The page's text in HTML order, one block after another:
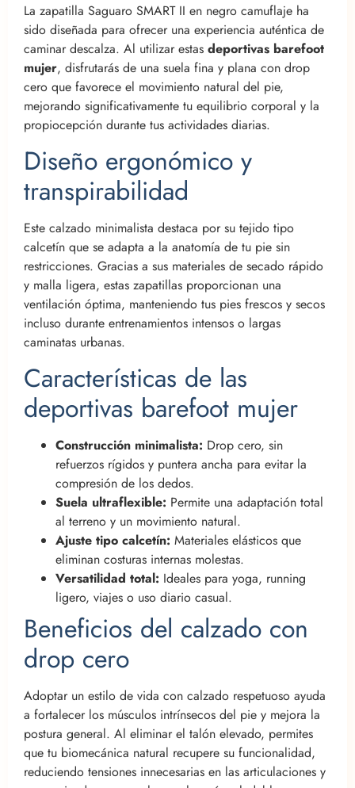
La zapatilla Saguaro SMART II en negro camuflaje ha
sido diseñada para ofrecer una experiencia auténtica de
caminar descalza. Al utilizar estas deportivas barefoot
mujer, disfrutarás de una suela fina y plana con drop
cero que favorece el movimiento natural del pie,
mejorando significativamente tu equilibrio corporal y la
propiocepción durante tus actividades diarias.
Diseño ergonómico y
transpirabilidad
Este calzado minimalista destaca por su tejido tipo
calcetín que se adapta a la anatomía de tu pie sin
restricciones. Gracias a sus materiales de secado rápido
y malla ligera, estas zapatillas proporcionan una
ventilación óptima, manteniendo tus pies frescos y secos
incluso durante entrenamientos intensos o largas
caminatas urbanas.
Características de las
deportivas barefoot mujer
Construcción minimalista: Drop cero, sin
refuerzos rígidos y puntera ancha para evitar la
compresión de los dedos.
Suela ultraflexible: Permite una adaptación total
al terreno y un movimiento natural.
Ajuste tipo calcetín: Materiales elásticos que
eliminan costuras internas molestas.
Versatilidad total: Ideales para yoga, running
ligero, viajes o uso diario casual.
Beneficios del calzado con
drop cero
Adoptar un estilo de vida con calzado respetuoso ayuda
a fortalecer los músculos intrínsecos del pie y mejora la
postura general. Al eliminar el talón elevado, permites
que tu biomecánica natural recupere su funcionalidad,
reduciendo tensiones innecesarias en las articulaciones y